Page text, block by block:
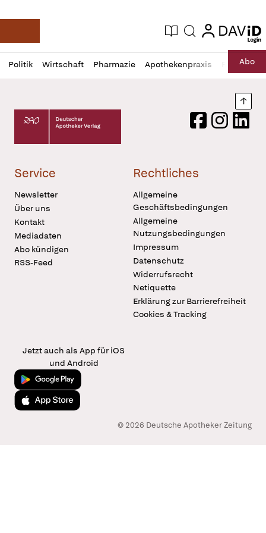
Deutsche Apotheker Zeitung
Aktuelle Ausgabe
Suche login
login
Politik Wirtschaft Pharmazie Apothekenpraxis RechtAbo
Profil
öffnen
Daz
Pur
Deutscher Apotheker Verlag Logo
FacebookInstagram
Service
Newsletter
Über uns
Kontakt
Mediadaten
Abo kündigen
RSS-Feed
Rechtliches
Allgemeine
Geschäftsbedingungen
Allgemeine
Nutzungsbedingungen
Impressum
Datenschutz
Widerrufsrecht
Netiquette
Erklärung zur Barrierefreiheit
Cookies & Tracking
Jetzt auch als App für iOS
und Android
Jetzt bei Google Play
Laden im App Store
© 2026 Deutsche Apotheker Zeitung